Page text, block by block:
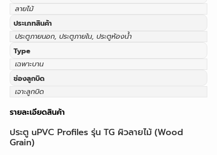
ลายไม้
ประเภทสินค้า
ประตูภายนอก, ประตูภายใน, ประตูห้องน้ำ
Type
เฉพาะบาน
ช่องลูกบิด
เจาะลูกบิด
รายละเอียดสินค้า
ประตู uPVC Profiles รุ่น TG ผิวลายไม้ (Wood
Grain)